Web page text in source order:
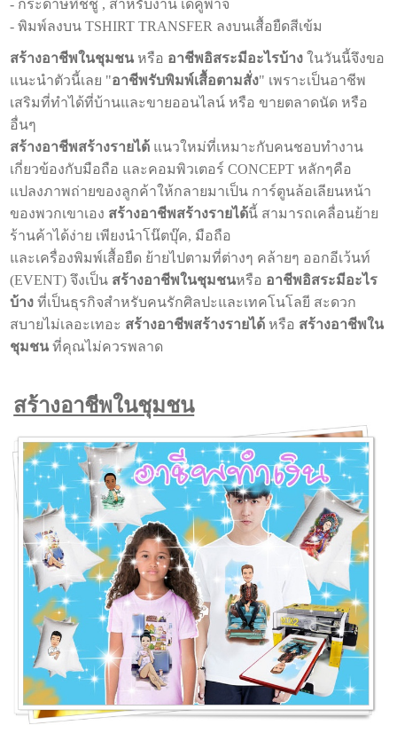
- กระดาษทิชชู่ , สำหรับงาน เดคูพาจ
- พิมพ์ลงบน TSHIRT TRANSFER ลงบนเสื้อยืดสีเข้ม
สร้างอาชีพในชุมชน หรือ อาชีพอิสระมีอะไรบ้าง ในวันนี้จึงขอ
แนะนำตัวนี้เลย "อาชีพรับพิมพ์เสื้อตามสั่ง" เพราะเป็นอาชีพ
เสริมที่ทำได้ที่บ้านและขายออนไลน์ หรือ ขายตลาดนัด หรือ
อื่นๆ
สร้างอาชีพสร้างรายได้ แนวใหม่ที่เหมาะกับคนชอบทำงาน
เกี่ยวข้องกับมือถือ และคอมพิวเตอร์ CONCEPT หลักๆคือ
แปลงภาพถ่ายของลูกค้าให้กลายมาเป็น การ์ตูนล้อเลียนหน้า
ของพวกเขาเอง สร้างอาชีพสร้างรายได้นี้ สามารถเคลื่อนย้าย
ร้านค้าได้ง่าย เพียงนำโน๊ตบุ๊ค, มือถือ
และเครื่องพิมพ์เสื้อยืด ย้ายไปตามที่ต่างๆ คล้ายๆ ออกอีเว้นท์
(EVENT) จึงเป็น สร้างอาชีพในชุมชนหรือ อาชีพอิสระมีอะไร
บ้าง ที่เป็นธุรกิจสำหรับคนรักศิลปะและเทคโนโลยี สะดวก
สบายไม่เลอะเทอะ สร้างอาชีพสร้างรายได้ หรือ สร้างอาชีพใน
ชุมชน ที่คุณไม่ควรพลาด
สร้างอาชีพในชุมชน